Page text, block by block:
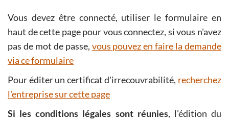
Vous devez être connecté, utiliser le formulaire en
haut de cette page pour vous connectez, si vous n'avez
pas de mot de passe, vous pouvez en faire la demande
via ce formulaire
Pour éditer un certificat d'irrecouvrabilité, recherchez
l'entreprise sur cette page
Si les conditions légales sont réunies, l'édition du